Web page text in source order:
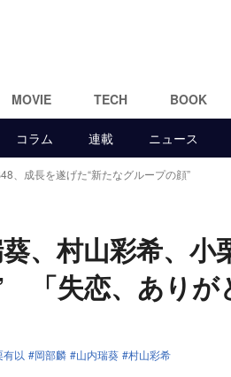
MOVIE TECH BOOK
コラム 連載 ニュース
、成長を遂げた“新たなグループの顔”
、村山彩希、
「失恋、ありが
有以 岡部麟 山内瑞葵 村山彩希